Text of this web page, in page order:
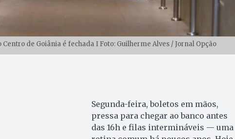
de Goiânia é fechada I Foto: Guilherme Alves / Jornal Opção
Segunda-feira, boletos em mãos,
pressa para chegar ao banco antes
das 16h e filas intermináveis — uma